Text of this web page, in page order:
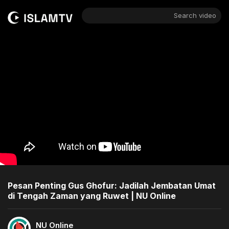
Search video
Pesan Penting Gus Ghofur: Jadilah Jembatan Umat
di Tengah Zaman yang Ruwet | NU Online
NU Online